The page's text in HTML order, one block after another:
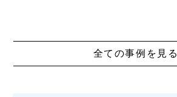
全ての事例を見る